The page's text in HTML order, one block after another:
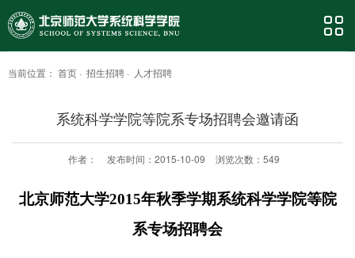
当前位置： 首页 · 招生招聘 · 人才招聘
系统科学学院等院系专场招聘会邀请函
作者： 发布时间：2015-10-09 浏览次数： 549
北京师范大学2015年秋季学期系统科学学院等院
系专场招聘会